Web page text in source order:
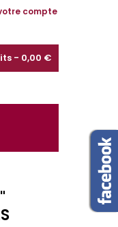
compte
- 0,00 €